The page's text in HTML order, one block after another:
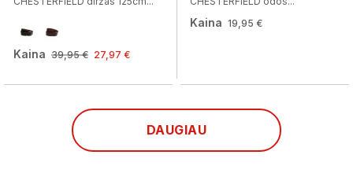
Kaina 39,95 € 27,97 €
Kaina 19,95 €
DAUGIAU